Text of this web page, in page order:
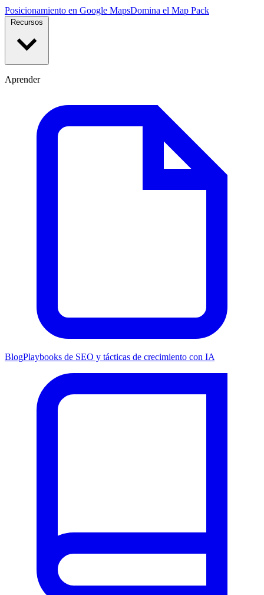
Posicionamiento en Google MapsDomina el Map Pack
Aprender
BlogPlaybooks de SEO y tácticas de crecimiento con IA